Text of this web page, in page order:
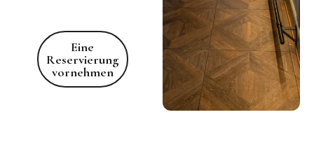
Eine Reservierung vornehmen
Eine
Reservierung
vornehmen